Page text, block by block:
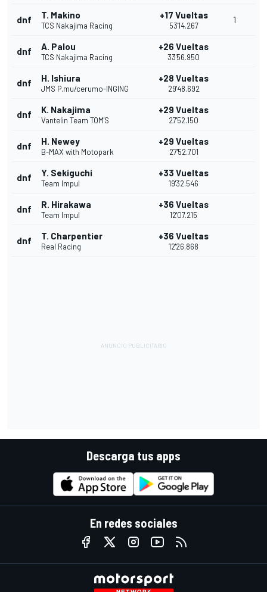
dnf T. Makino
TCS Nakajima Racing
+17 Vueltas
53'14.267
1
dnf A. Palou
TCS Nakajima Racing
+26 Vueltas
33'56.950
dnf H. Ishiura
JMS P.mu/cerumo-INGING
+28 Vueltas
29'48.692
dnf K. Nakajima
Vantelin Team TOM'S
+29 Vueltas
27'52.150
dnf H. Newey
B-MAX with Motopark
+29 Vueltas
27'52.701
dnf Y. Sekiguchi
Team Impul
+33 Vueltas
19'32.546
dnf R. Hirakawa
Team Impul
+36 Vueltas
12'07.215
dnf T. Charpentier
Real Racing
+36 Vueltas
12'26.868
Descarga tus apps
En redes sociales